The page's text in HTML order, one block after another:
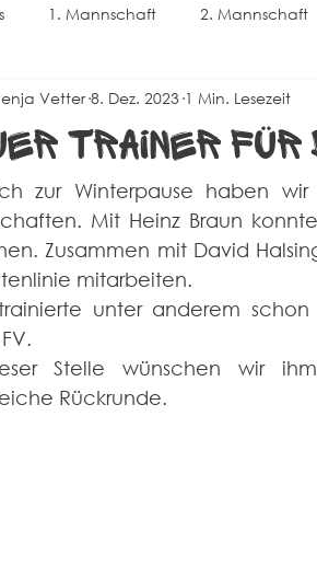
1. Mannschaft 2. Mannschaft
2 Corona Events Alte
Trainer für
Vetter 8. Dez. 2023 1 Min. Lesezeit
zur Winterpause haben
Mit Heinz Braun
Zusammen mit David
mitarbeiten.
unter anderem
Stelle wünschen wir
Rückrunde.